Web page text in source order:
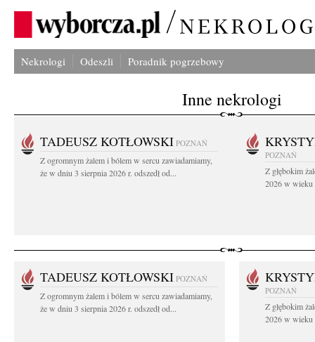
Nekrologi Odeszli Poradnik pogrzebowy
Inne nekrologi
TADEUSZ KOTŁOWSKI POZNAŃ
Z ogromnym żalem i bólem w sercu zawiadamiamy,
że w dniu 3 sierpnia 2026 r. odszedł od...
POZNAŃ
Z głębokim
2026 w wieku
TADEUSZ KOTŁOWSKI POZNAŃ
Z ogromnym żalem i bólem w sercu zawiadamiamy,
że w dniu 3 sierpnia 2026 r. odszedł od...
POZNAŃ
Z głębokim
2026 w wieku